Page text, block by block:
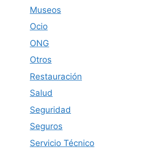
Museos
Ocio
ONG
Otros
Restauración
Salud
Seguridad
Seguros
Servicio Técnico